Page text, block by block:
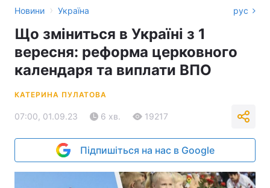
Новини › Україна рус
Що зміниться в Україні з 1
вересня: реформа церковного
календаря та виплати ВПО
КАТЕРИНА ПУЛАТОВА
07:00, 01.09.23 6 хв. 19217
Підпишіться на нас в Google